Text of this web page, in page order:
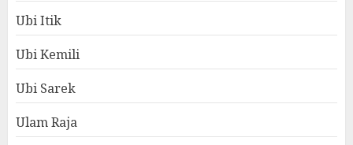
Ubi Itik
Ubi Kemili
Ubi Sarek
Ulam Raja